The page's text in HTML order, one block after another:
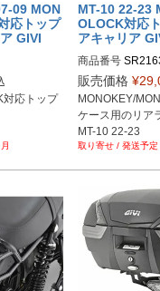
09 MON
応トップ
GIVI
対応トップ
MT-10 22-23
OLOCK対応
アキャリア
商品番号
販売価格 ¥
MONOKEY/
ケース用のリア
MT-10 22-23